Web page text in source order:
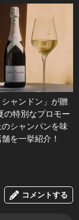
シャンドン」が贈
の特別なプロモー
シャンパンを味
を一挙紹介！
コメントする